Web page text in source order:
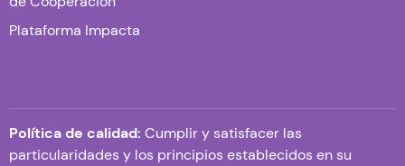
Plataforma Impacta
Política de calidad: Cumplir y satisfacer las
particularidades y los principios establecidos en su